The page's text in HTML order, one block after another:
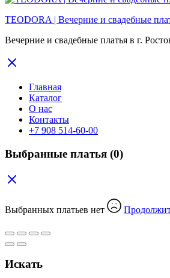
TEODORA | Вечерние и свадебные
Вечерние и свадебные платья в г.
Главная
Каталог
О нас
Контакты
+7 908 514-60-00
Выбранные платья (0)
Выбранных платьев нет
Искать